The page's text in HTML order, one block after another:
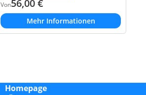
Von56,00€
Mehr Informationen
Homepage